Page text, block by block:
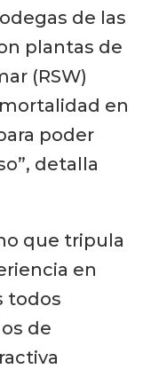
de las
plantas de
(RSW)
en
poder
detalla
que tripula
en
todos
de